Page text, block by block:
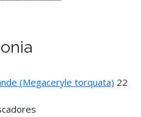
(Megaceryle torquata) 22